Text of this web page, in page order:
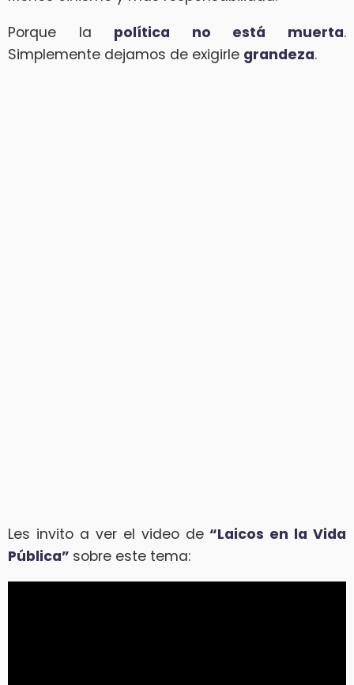
Porque la política no está muerta.
Simplemente dejamos de exigirle grandeza.
Les invito a ver el video de “Laicos en la Vida
Pública” sobre este tema: